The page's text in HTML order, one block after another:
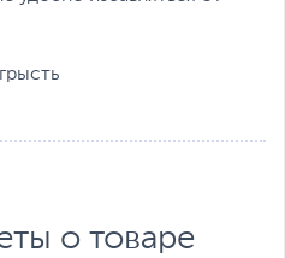
о товаре